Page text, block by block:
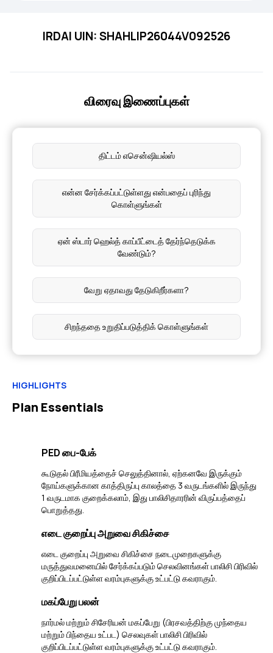
IRDAI UIN: SHAHLIP26044V092526
விரைவு இணைப்புகள்
திட்டம் எசென்ஷியல்ஸ்
என்ன சேர்க்கப்பட்டுள்ளது என்பதைப் புரிந்து
கொள்ளுங்கள்
ஏன் ஸ்டார் ஹெல்த் காப்பீட்டைத் தேர்ந்தெடுக்க
வேண்டும்?
வேறு ஏதாவது தேடுகிறீர்களா?
சிறந்ததை உறுதிப்படுத்திக் கொள்ளுங்கள்
HIGHLIGHTS
Plan Essentials
PED பை-பேக்
கூடுதல் பிரீமியத்தைச் செலுத்தினால், ஏற்கனவே இருக்கும்
நோய்களுக்கான காத்திருப்பு காலத்தை 3 வருடங்களில் இருந்து
1 வருடமாக குறைக்கலாம், இது பாலிசிதாரரின் விருப்பத்தைப்
பொறுத்தது.
எடை குறைப்பு அறுவை சிகிச்சை
எடை குறைப்பு அறுவை சிகிச்சை நடைமுறைகளுக்கு
மருத்துவமனையில் சேர்க்கப்படும் செலவினங்கள் பாலிசி பிரிவில்
குறிப்பிடப்பட்டுள்ள வரம்புகளுக்கு உட்பட்டு கவராகும்.
மகப்பேறு பலன்
நார்மல் மற்றும் சிசேரியன் மகப்பேறு (பிரசவத்திற்கு முந்தைய
மற்றும் பிந்தைய உட்பட) செலவுகள் பாலிசி பிரிவில்
குறிப்பிடப்பட்டுள்ள வரம்புகளுக்கு உட்பட்டு கவராகும்.